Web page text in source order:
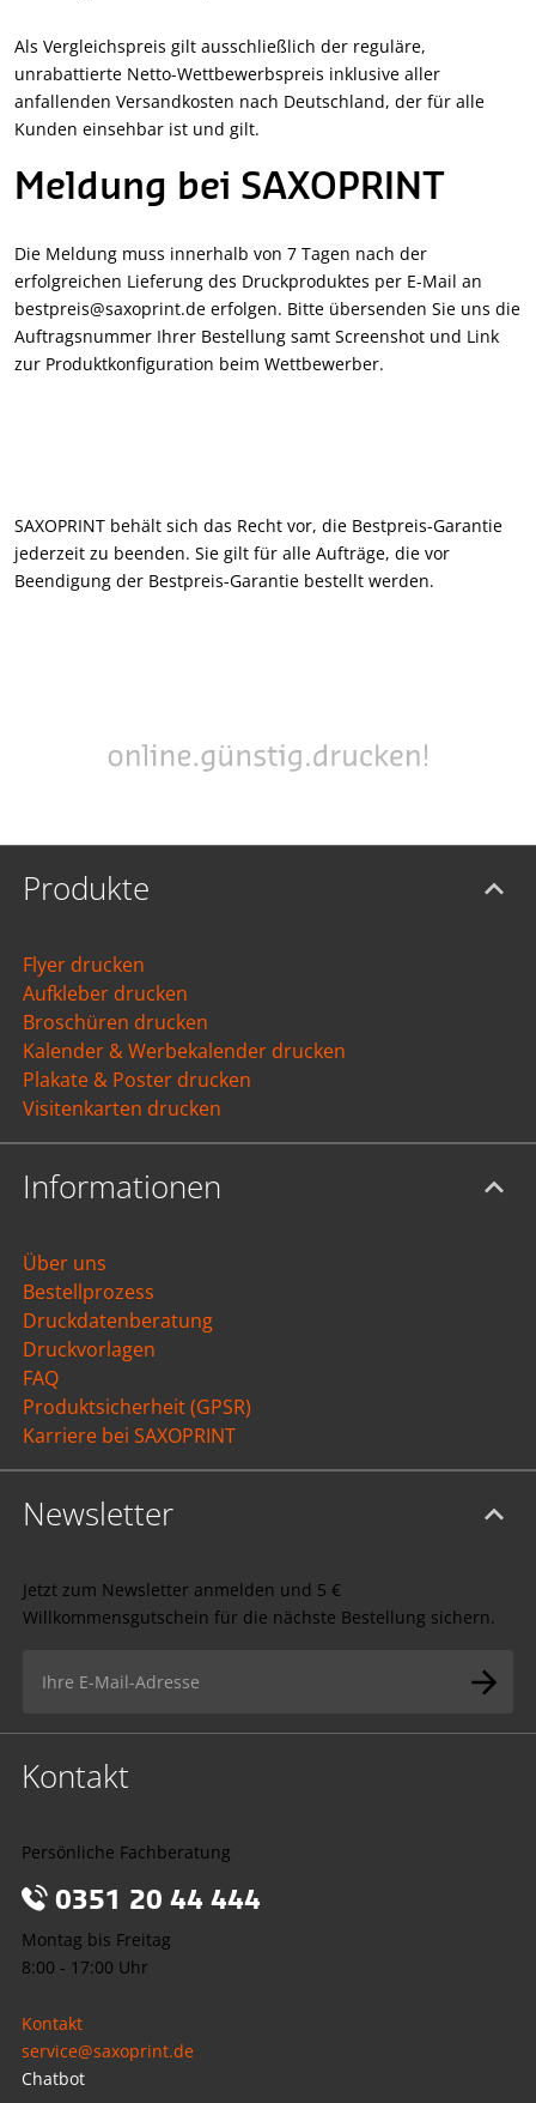
Als Vergleichspreis gilt ausschließlich der reguläre,
unrabattierte Netto-Wettbewerbspreis inklusive aller
anfallenden Versandkosten nach Deutschland, der für alle
Kunden einsehbar ist und gilt.
Meldung bei SAXOPRINT
Die Meldung muss innerhalb von 7 Tagen nach der
erfolgreichen Lieferung des Druckproduktes per E-Mail an
bestpreis@saxoprint.de erfolgen. Bitte übersenden Sie uns die
Auftragsnummer Ihrer Bestellung samt Screenshot und Link
zur Produktkonfiguration beim Wettbewerber.
SAXOPRINT behält sich das Recht vor, die Bestpreis-Garantie
jederzeit zu beenden. Sie gilt für alle Aufträge, die vor
Beendigung der Bestpreis-Garantie bestellt werden.
Produkte
Flyer drucken
Aufkleber drucken
Broschüren drucken
Kalender & Werbekalender drucken
Plakate & Poster drucken
Visitenkarten drucken
Informationen
Über uns
Bestellprozess
Druckdatenberatung
Druckvorlagen
FAQ
Produktsicherheit (GPSR)
Karriere bei SAXOPRINT
Newsletter
Jetzt zum Newsletter anmelden und 5 €
Willkommensgutschein für die nächste Bestellung sichern.
Kontakt
Persönliche Fachberatung
0351 20 44 444
Montag bis Freitag
8:00 - 17:00 Uhr
Kontakt
service@saxoprint.de
Chatbot